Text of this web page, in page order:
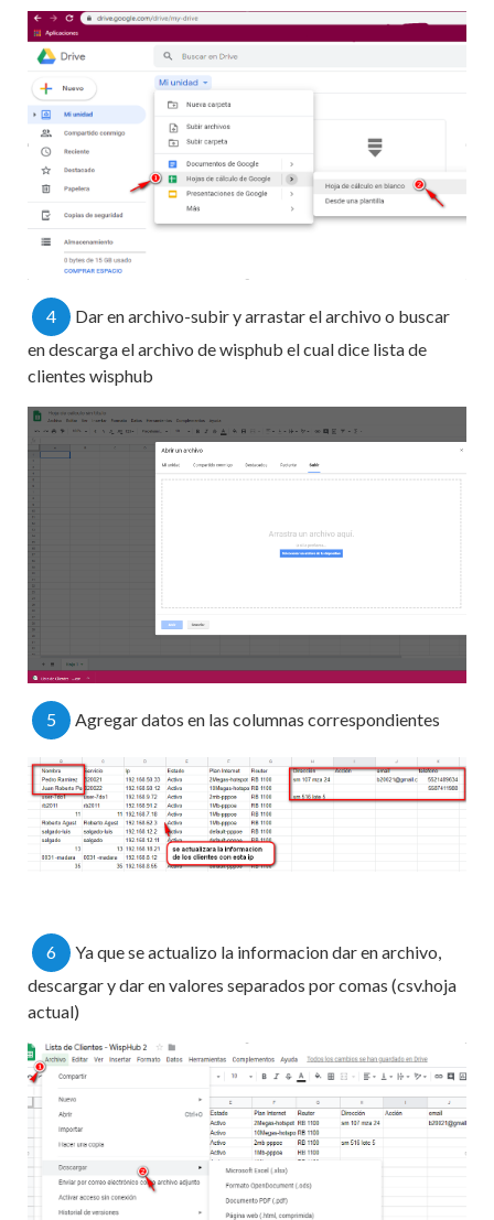
4
Dar en archivo-subir y arrastar el archivo o buscar
en descarga el archivo de wisphub el cual dice lista de
clientes wisphub
5 Agregar datos en las columnas correspondientes
6
Ya que se actualizo la informacion dar en archivo,
descargar y dar en valores separados por comas (csv.hoja
actual)